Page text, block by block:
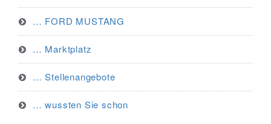
… FORD MUSTANG
… Marktplatz
… Stellenangebote
… wussten Sie schon